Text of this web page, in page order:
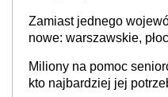
Zamiast jednego
nowe: warszawskie,
stołecznych
Miliony na pomoc
kto najbardziej jej